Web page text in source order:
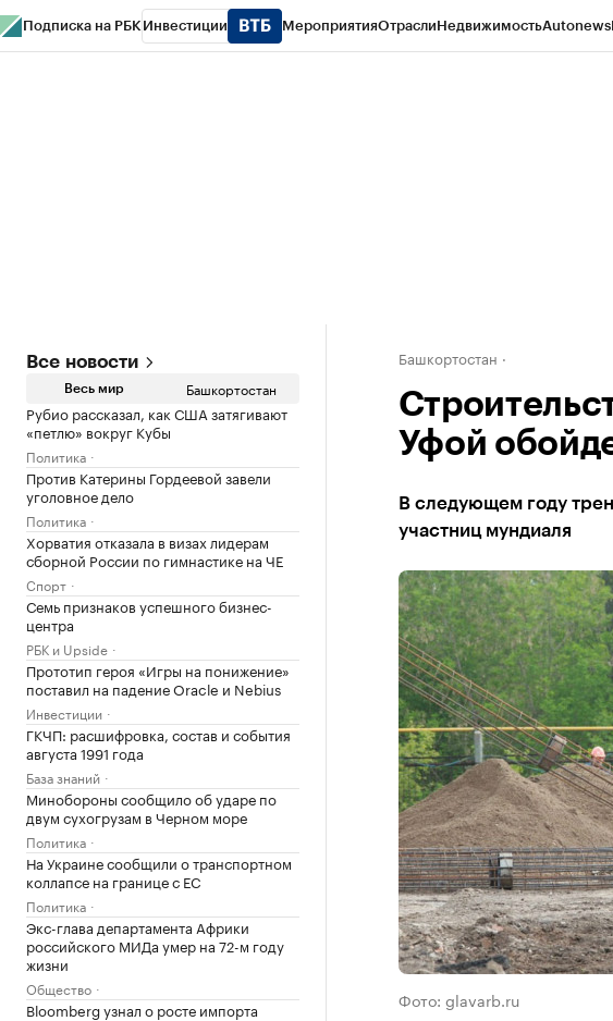
Подписка на РБК Инвестиции МероприятияОтраслиНедвижимостьAutonews
Все новости
Весь мир Башкортостан
Рубио рассказал, как США затягивают
«петлю» вокруг Кубы
Политика
Против Катерины Гордеевой завели
уголовное дело
Политика
Хорватия отказала в визах лидерам
сборной России по гимнастике на ЧЕ
Спорт
Семь признаков успешного бизнес-
центра
РБК и Upside
Прототип героя «Игры на понижение»
поставил на падение Oracle и Nebius
Инвестиции
ГКЧП: расшифровка, состав и события
августа 1991 года
База знаний
Минобороны сообщило об ударе по
двум сухогрузам в Черном море
Политика
На Украине сообщили о транспортном
коллапсе на границе с ЕС
Политика
Экс-глава департамента Африки
российского МИДа умер на 72-м году
жизни
Общество
Bloomberg узнал о росте импорта
Башкортостан
Уфой
В следующем году
участниц мундиаля
Фото: glavarb.ru